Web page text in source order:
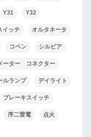
Y31 Y32
イッチ オルタネータ
コペン シルビア
ーター コネクター
ルランプ デイライト
ブレーキスイッチ
序二雷電 点火